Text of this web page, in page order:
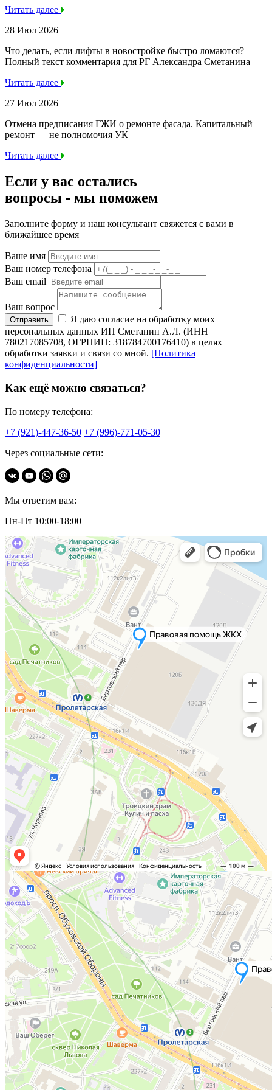
Читать далее
28 Июл 2026
Что делать, если лифты в новостройке быстро ломаются?
Полный текст комментария для РГ Александра Сметанина
Читать далее
27 Июл 2026
Отмена предписания ГЖИ о ремонте фасада. Капитальный
ремонт — не полномочия УК
Читать далее
Если у вас остались
вопросы - мы поможем
Заполните форму и наш консультант свяжется с вами в
ближайшее время
Ваше имя
Ваш номер телефона
Ваш email
Ваш вопрос
Отправить
Я даю согласие на обработку моих
персональных данных ИП Сметанин А.Л. (ИНН
780217085708, ОГРНИП: 318784700176410) в целях
обработки заявки и связи со мной. [Политика
конфиденциальности]
Как ещё можно связаться?
По номеру телефона:
+7 (921)-447-36-50 +7 (996)-771-05-30
Через социальные сети:
Мы ответим вам:
Пн-Пт 10:00-18:00